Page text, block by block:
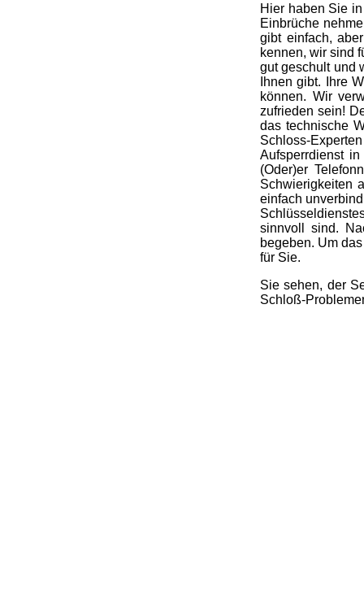
Hier haben Sie
Einbrüche
gibt einfach,
kennen, wir sind
gut geschult und
Ihnen gibt. Ihre
können. Wir
zufrieden sein!
das technische
Schloss-
Aufsperrdienst
(Oder)er
Schwierigkeiten
einfach
sinnvoll sind.
begeben. Um
für Sie.
Sie sehen, der
Schloß-